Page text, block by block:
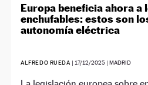
Europa beneficia ahora
enchufables: estos son
autonomía eléctrica
ALFREDO RUEDA | 17/12/2025| MADRID